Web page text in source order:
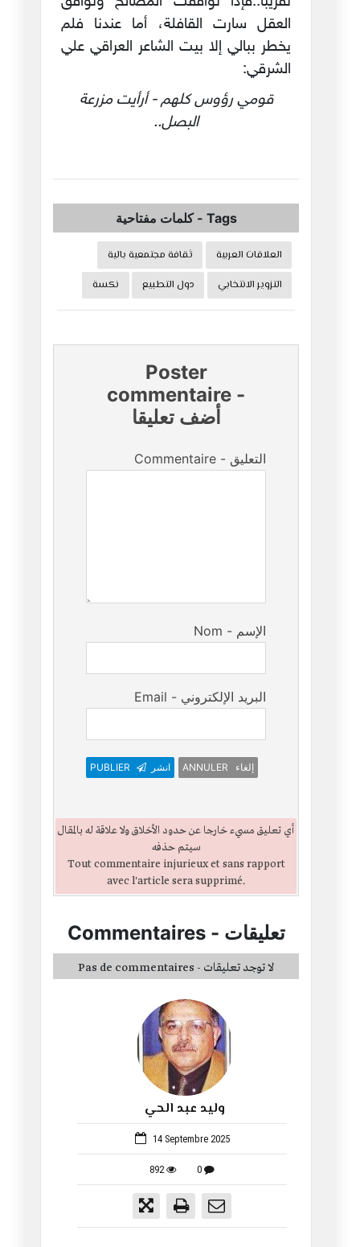
وليد عبد الحي
14 Septembre 2025
892 0
العقل سارت القافلة، أما عندنا فلم
يخطر ببالي إلا بيت الشاعر العراقي علي
الشرقي:
قومي رؤوس كلهم - أرأيت مزرعة
البصل..
Tags
-كلمات مفتاحية
العلاقات العربية
ثقافة مجتمعية بالية
التزوير الانتخابي
دول التطبيع نكسة
Poster
commentaire -
أضف تعليقا
Commentaire - التعليق
Nom - الإسم
Email - البريد الإلكتروني
PUBLIER انشر ANNULER إلغاء
أي تعليق مسيء خارجا عن حدود الأخلاق ولا علاقة له بالمقال
سيتم حذفه
Tout commentaire injurieux et sans rapport
avec l'article sera supprimé.
Commentaires- تعليقات
Pas de commentaires - لا توجد تعليقات